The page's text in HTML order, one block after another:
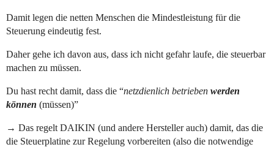
Damit legen die netten Menschen die Mindestleistung für die
Steuerung eindeutig fest.
Daher gehe ich davon aus, dass ich nicht gefahr laufe, die steuerbar
machen zu müssen.
Du hast recht damit, dass die “netzdienlich betrieben werden
können (müssen)”
→ Das regelt DAIKIN (und andere Hersteller auch) damit, das die
die Steuerplatine zur Regelung vorbereiten (also die notwendige